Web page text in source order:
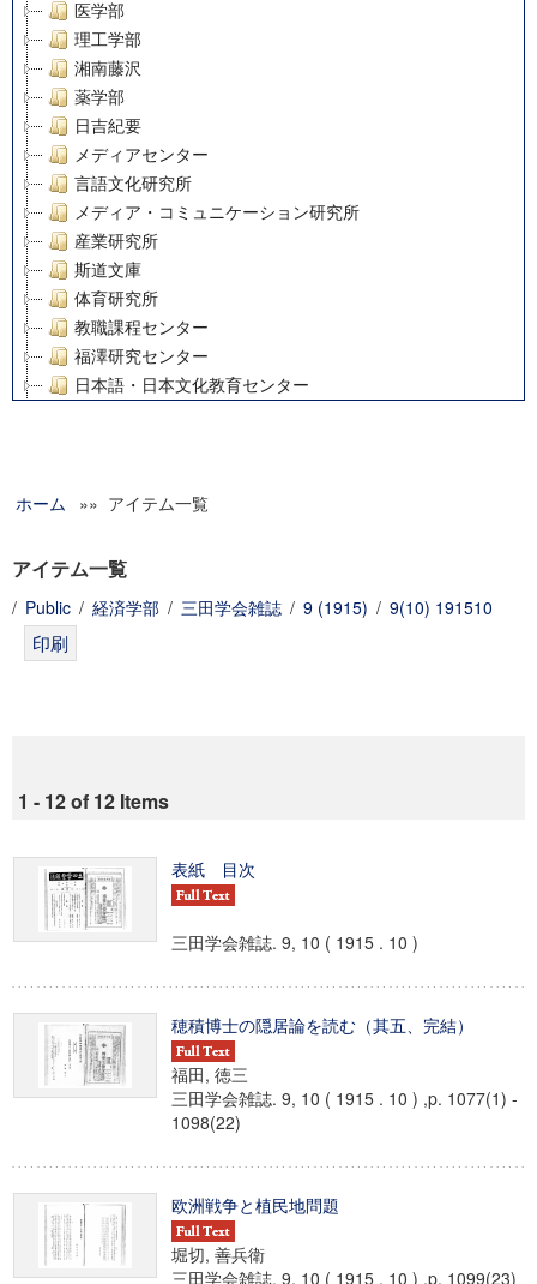
医学部
理工学部
湘南藤沢
薬学部
日吉紀要
メディアセンター
言語文化研究所
メディア・コミュニケーション研究所
産業研究所
斯道文庫
体育研究所
教職課程センター
福澤研究センター
日本語・日本文化教育センター
グローバルリサーチインスティテュート
科学研究費補助金研究成果報告書
慶應義塾大学グローバルCOEプログラム市民社会ガバナンス
ホーム »» アイテム一覧
アイテム一覧
/ Public / 経済学部 / 三田学会雑誌 / 9 (1915) / 9(10) 191510
1 - 12 of 12 Items
表紙 目次
三田学会雑誌. 9, 10 ( 1915 . 10 )
穂積博士の隠居論を読む（其五、完結）
福田, 徳三
三田学会雑誌. 9, 10 ( 1915 . 10 ) ,p. 1077(1) -
1098(22)
欧洲戦争と植民地問題
堀切, 善兵衛
三田学会雑誌. 9, 10 ( 1915 . 10 ) ,p. 1099(23)